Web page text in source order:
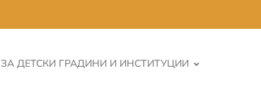
ЗА ДЕТСКИ ГРАДИНИ И ИНСТИТУЦИИ